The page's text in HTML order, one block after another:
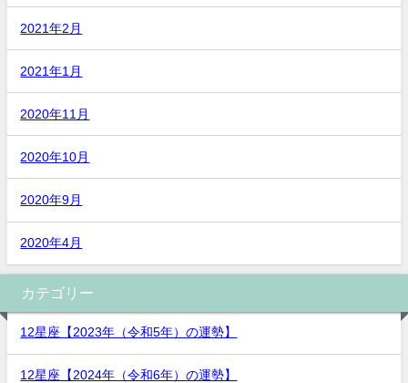
2021年2月
2021年1月
2020年11月
2020年10月
2020年9月
2020年4月
カテゴリー
12星座【2023年（令和5年）の運勢】
12星座【2024年（令和6年）の運勢】